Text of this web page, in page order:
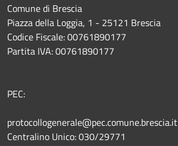
Comune di Brescia
Piazza della Loggia, 1 - 25121 Brescia
Codice Fiscale: 00761890177
Partita IVA: 00761890177
PEC:
protocollogenerale@pec.comune.brescia.it
Centralino Unico: 030/29771